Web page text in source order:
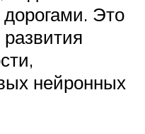
Это
нейронных